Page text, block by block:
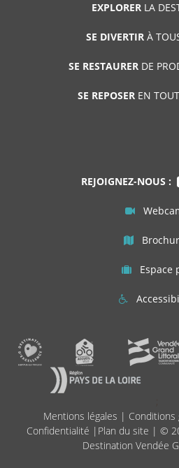
EXPLORERLA
SE DIVERTIRÀ
SE RESTAURER DE
SE REPOSEREN
REJOIGNEZ-NOUS :
Espace
Mentions légales | Conditions
Confidentialité | Plan du site | ©
Destination Vendée